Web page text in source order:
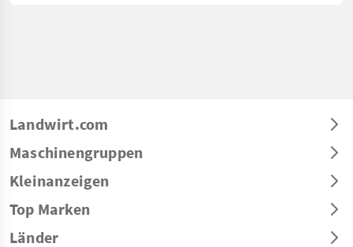
Landwirt.com
Maschinengruppen
Kleinanzeigen
Top Marken
Länder